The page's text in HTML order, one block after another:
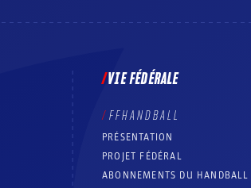
VIE FÉDÉRALE
FFHANDBALL
PRÉSENTATION
PROJET FÉDÉRAL
ABONNEMENTS DU HANDBALL